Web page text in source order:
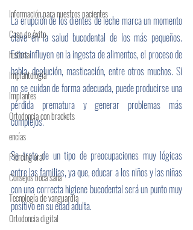
Información para nuestros pacientes
Caso de éxito
historia
Implantología
Implantes
Ortodoncia con brackets
encías
Piercing oral
Consejos boca sana
Tecnología de vanguardia
Ortodoncia digital
La erupción de los dientes de leche marca un momento
clave en la salud bucodental de los más pequeños.
Estos influyen en la ingesta de alimentos, el proceso de
habla, deglución, masticación, entre otros muchos. Si
no se cuidan de forma adecuada, puede producirse una
pérdida prematura y generar problemas más
complejos.
Se trata de un tipo de preocupaciones muy lógicas
entre las familias, ya que, educar a los niños y las niñas
con una correcta higiene bucodental será un punto muy
positivo en su edad adulta.